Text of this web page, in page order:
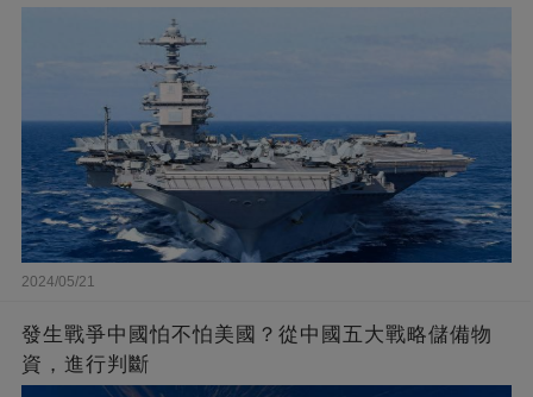
2024/05/21
發生戰爭中國怕不怕美國？從中國五大戰略儲備物
資，進行判斷